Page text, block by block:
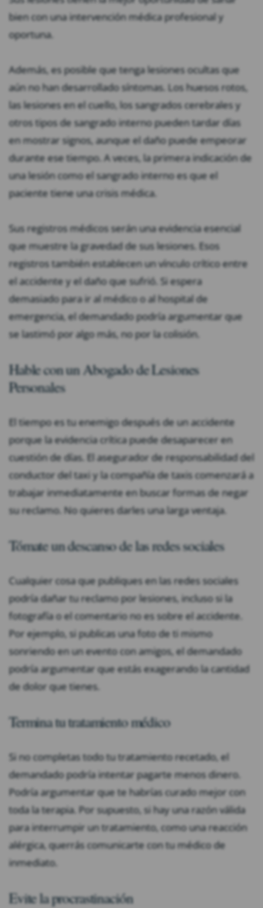
bien con una intervención médica profesional y
oportuna.
Además, es posible que tenga lesiones ocultas que
aún no han desarrollado síntomas. Los huesos rotos,
las lesiones en el cuello, los sangrados cerebrales y
otros tipos de sangrado interno pueden tardar días
en mostrar signos, aunque el daño puede empeorar
durante ese tiempo. A veces, la primera indicación de
una lesión como el sangrado interno es que el
paciente tiene una crisis médica.
Sus registros médicos serán una evidencia esencial
que muestre la gravedad de sus lesiones. Esos
registros también establecen un vínculo crítico entre
el accidente y el daño que sufrió. Si espera
demasiado para ir al médico o al hospital de
emergencia, el demandado podría argumentar que
se lastimó por algo más, no por la colisión.
Hable con un Abogado de Lesiones
Personales
El tiempo es tu enemigo después de un accidente
porque la evidencia crítica puede desaparecer en
cuestión de días. El asegurador de responsabilidad del
conductor del taxi y la compañía de taxis comenzará a
trabajar inmediatamente en buscar formas de negar
su reclamo. No quieres darles una larga ventaja.
Tómate un descanso de las redes sociales
Cualquier cosa que publiques en las redes sociales
podría dañar tu reclamo por lesiones, incluso si la
fotografía o el comentario no es sobre el accidente.
Por ejemplo, si publicas una foto de ti mismo
sonriendo en un evento con amigos, el demandado
podría argumentar que estás exagerando la cantidad
de dolor que tienes.
Termina tu tratamiento médico
Si no completas todo tu tratamiento recetado, el
demandado podría intentar pagarte menos dinero.
Podría argumentar que te habrías curado mejor con
toda la terapia. Por supuesto, si hay una razón válida
para interrumpir un tratamiento, como una reacción
alérgica, querrás comunicarte con tu médico de
inmediato.
Evite la procrastinación